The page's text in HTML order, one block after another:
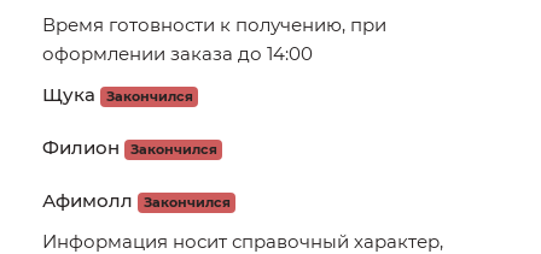
Время готовности к получению, при
оформлении заказа до 14:00
Щука
Закончился
Филион Закончился
Афимолл Закончился
Информация носит справочный характер,